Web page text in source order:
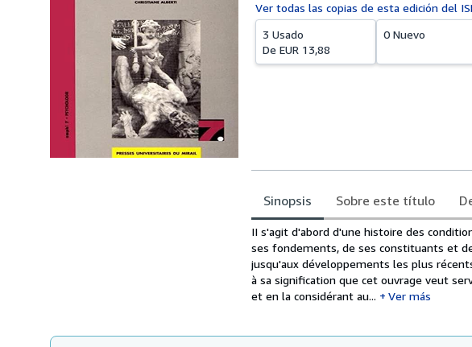
Ver todas las copias de esta edición del
3 Usado
De EUR 13,88
0 Nuevo
Sinopsis Sobre este título
Sinopsis
II s'agit d'abord d'une histoire des
ses fondements, de ses constituants et
jusqu'aux développements les plus
à sa signification que cet ouvrage veut
et en la considérant au...
Ver más